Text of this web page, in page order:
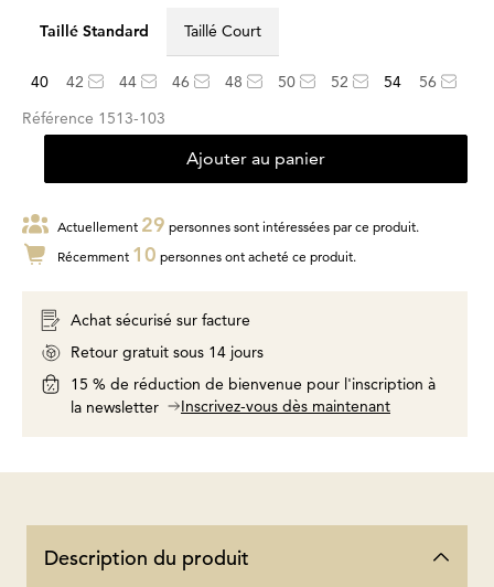
Taillé Standard Taillé Court
40 42 44 46 48 50 52 54
56
Référence 1513-103
Ajouter au panier
Actuellement 29 personnes sont intéressées par ce produit.
Récemment 10 personnes ont acheté ce produit.
Achat sécurisé sur facture
Retour gratuit sous 14 jours
15 % de réduction de bienvenue pour l'inscription à
la newsletter
Inscrivez-vous dès maintenant
Description du produit